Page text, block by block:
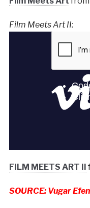
Film Meets Art II:
FILM MEETS ART II
SOURCE: Vugar